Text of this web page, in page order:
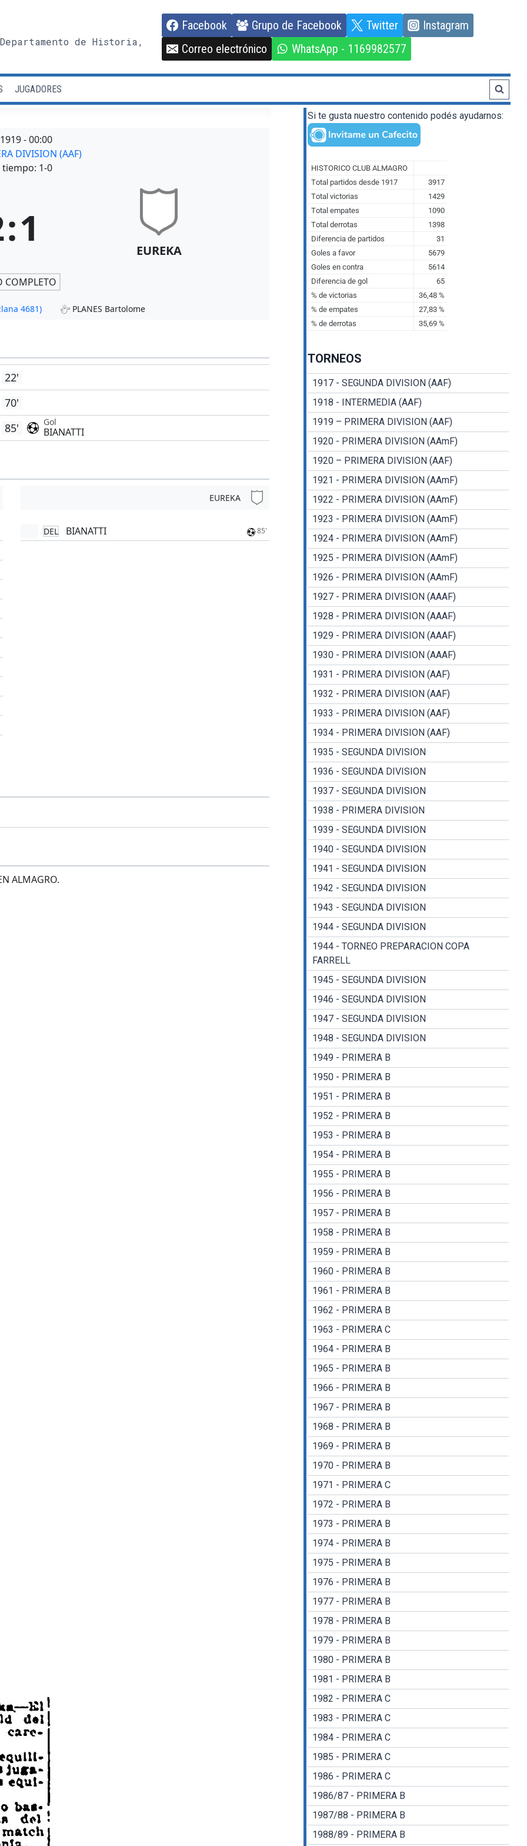
de Historia,
Facebook Grupo de Facebook Twitter
Instagram
Correo electrónico
WhatsApp - 1169982577
JUGADORES
-00:00
DIVISION (AAF)
1-0
:1 EUREKA
COMPLETO
4681) PLANES Bartolome
22'
70'
85'
Gol
BIANATTI
EUREKA
DEL BIANATTI 85'
ALMAGRO.
Si te gusta nuestro contenido podés ayudarnos:
TORNEOS
1917 - SEGUNDA DIVISION (AAF)
1918 - INTERMEDIA (AAF)
1919 – PRIMERA DIVISION (AAF)
1920 - PRIMERA DIVISION (AAmF)
1920 – PRIMERA DIVISION (AAF)
1921 - PRIMERA DIVISION (AAmF)
1922 - PRIMERA DIVISION (AAmF)
1923 - PRIMERA DIVISION (AAmF)
1924 - PRIMERA DIVISION (AAmF)
1925 - PRIMERA DIVISION (AAmF)
1926 - PRIMERA DIVISION (AAmF)
1927 - PRIMERA DIVISION (AAAF)
1928 - PRIMERA DIVISION (AAAF)
1929 - PRIMERA DIVISION (AAAF)
1930 - PRIMERA DIVISION (AAAF)
1931 - PRIMERA DIVISION (AAF)
1932 - PRIMERA DIVISION (AAF)
1933 - PRIMERA DIVISION (AAF)
1934 - PRIMERA DIVISION (AAF)
1935 - SEGUNDA DIVISION
1936 - SEGUNDA DIVISION
1937 - SEGUNDA DIVISION
1938 - PRIMERA DIVISION
1939 - SEGUNDA DIVISION
1940 - SEGUNDA DIVISION
1941 - SEGUNDA DIVISION
1942 - SEGUNDA DIVISION
1943 - SEGUNDA DIVISION
1944 - SEGUNDA DIVISION
1944 - TORNEO PREPARACION COPA
FARRELL
1945 - SEGUNDA DIVISION
1946 - SEGUNDA DIVISION
1947 - SEGUNDA DIVISION
1948 - SEGUNDA DIVISION
1949 - PRIMERA B
1950 - PRIMERA B
1951 - PRIMERA B
1952 - PRIMERA B
1953 - PRIMERA B
1954 - PRIMERA B
1955 - PRIMERA B
1956 - PRIMERA B
1957 - PRIMERA B
1958 - PRIMERA B
1959 - PRIMERA B
1960 - PRIMERA B
1961 - PRIMERA B
1962 - PRIMERA B
1963 - PRIMERA C
1964 - PRIMERA B
1965 - PRIMERA B
1966 - PRIMERA B
1967 - PRIMERA B
1968 - PRIMERA B
1969 - PRIMERA B
1970 - PRIMERA B
1971 - PRIMERA C
1972 - PRIMERA B
1973 - PRIMERA B
1974 - PRIMERA B
1975 - PRIMERA B
1976 - PRIMERA B
1977 - PRIMERA B
1978 - PRIMERA B
1979 - PRIMERA B
1980 - PRIMERA B
1981 - PRIMERA B
1982 - PRIMERA C
1983 - PRIMERA C
1984 - PRIMERA C
1985 - PRIMERA C
1986 - PRIMERA C
1986/87 - PRIMERA B
1987/88 - PRIMERA B
1988/89 - PRIMERA B